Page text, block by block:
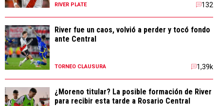
RIVER PLATE 132
River fue un caos, volvió a perder y tocó fondo
ante Central
TORNEO CLAUSURA 1,39k
¿Moreno titular? La posible formación de River
para recibir esta tarde a Rosario Central